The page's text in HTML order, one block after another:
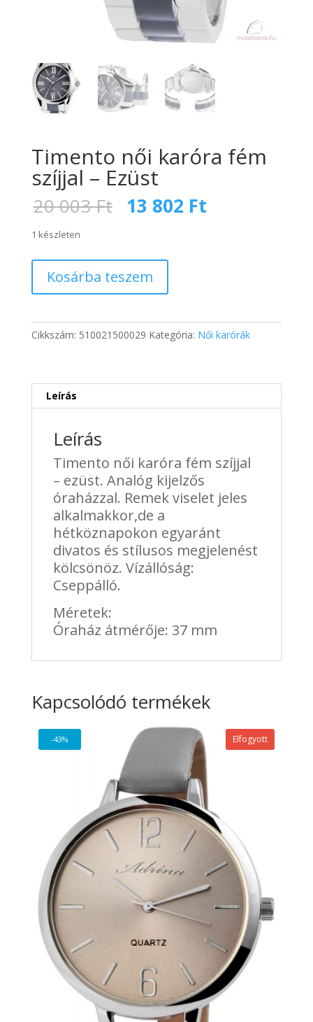
Timento női karóra fém
szíjjal – Ezüst
20 003Ft Original
price
20
003 Ft.
13 802 Ft
1 készleten
karóra
szíjjal
Kosárba teszem
Cikkszám: 510021500029 Kategória: Női karórák
Leírás
Leírás
Timento női karóra fém szíjjal
– ezüst. Analóg kijelzős
óraházzal. Remek viselet jeles
alkalmakkor,de a
hétköznapokon egyaránt
divatos és stílusos megjelenést
kölcsönöz. Vízállóság:
Cseppálló.
Méretek:
Óraház átmérője: 37 mm
Kapcsolódó termékek
-43% Elfogyott